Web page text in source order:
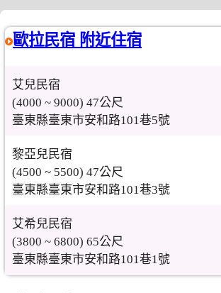
歐拉民宿 附近住宿
艾兒民宿
(4000 ~ 9000) 47公尺
臺東縣臺東市安和路101巷5號
黎亞兒民宿
(4500 ~ 5500) 47公尺
臺東縣臺東市安和路101巷3號
艾希兒民宿
(3800 ~ 6800) 65公尺
臺東縣臺東市安和路101巷1號